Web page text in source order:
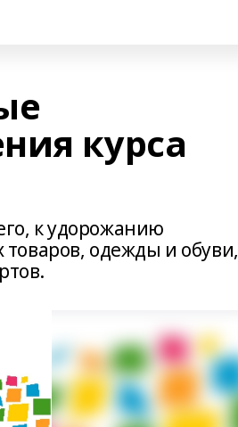
курса
к удорожанию
товаров, одежды и обуви,